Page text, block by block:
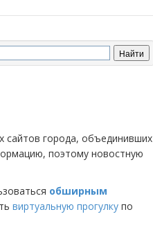
сайтов города, объединивших
поэтому новостную
обширным
виртуальную прогулку по